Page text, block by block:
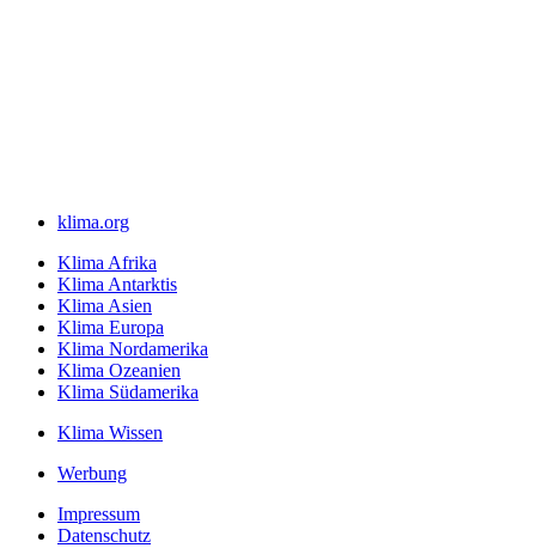
klima.org
Klima Afrika
Klima Antarktis
Klima Asien
Klima Europa
Klima Nordamerika
Klima Ozeanien
Klima Südamerika
Klima Wissen
Werbung
Impressum
Datenschutz